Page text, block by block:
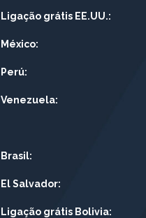
Ligação grátis EE.UU.:
México:
Perú:
Venezuela:
Brasil:
El Salvador:
Ligação grátis Bolivia: